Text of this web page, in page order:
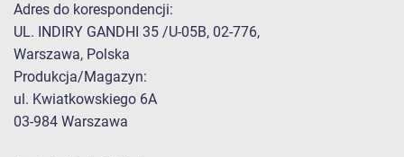
Adres do korespondencji:
UL. INDIRY GANDHI 35 /U-05B, 02-776,
Warszawa, Polska
Produkcja/Magazyn:
ul. Kwiatkowskiego 6A
03-984 Warszawa